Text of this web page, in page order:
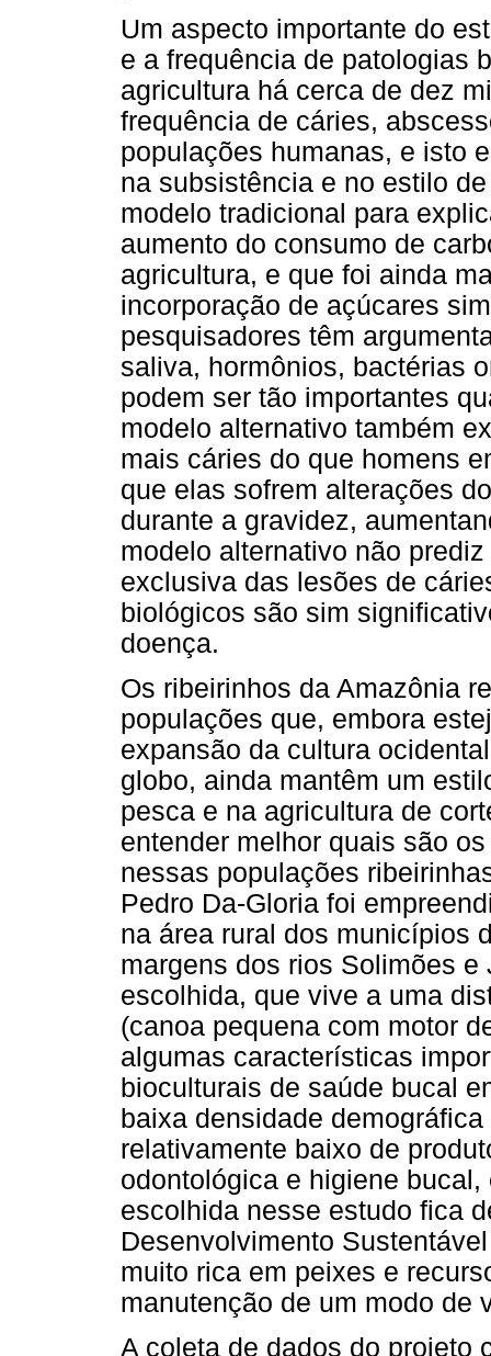
Um aspecto importante do
e a frequência de patologias
agricultura há cerca de dez
frequência de cáries,
populações humanas, e isto
na subsistência e no estilo
modelo tradicional para
aumento do consumo de
agricultura, e que foi ainda
incorporação de açúcares
pesquisadores têm
saliva, hormônios, bactérias
podem ser tão importantes
modelo alternativo também
mais cáries do que homens
que elas sofrem alterações
durante a gravidez,
modelo alternativo não
exclusiva das lesões de
biológicos são sim
doença.
Os ribeirinhos da Amazônia
populações que, embora
expansão da cultura
globo, ainda mantêm um
pesca e na agricultura de
entender melhor quais são
nessas populações
Pedro Da-Gloria foi
na área rural dos municípios
margens dos rios Solimões
escolhida, que vive a uma
(canoa pequena com motor
algumas características
bioculturais de saúde bucal
baixa densidade
relativamente baixo de
odontológica e higiene
escolhida nesse estudo fica
Desenvolvimento
muito rica em peixes e
manutenção de um modo de
A coleta de dados do projeto